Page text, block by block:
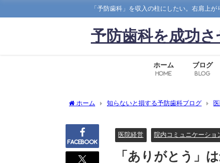
「予防歯科」を収入の柱にしたい。右肩上
予防歯科を成功
ホーム
Home
ブログ
Blog
ホーム 知らないと損する予防歯科ブログ
Facebook
医院経営 院内コミュニケーショ
「ありがとう」